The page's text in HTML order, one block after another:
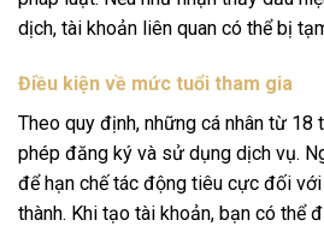
dịch, tài khoản liên quan có thể bị
Điều kiện về mức tuổi tham gia
Theo quy định, những cá nhân từ
phép đăng ký và sử dụng dịch vụ.
để hạn chế tác động tiêu cực đối
thành. Khi tạo tài khoản, bạn có thể